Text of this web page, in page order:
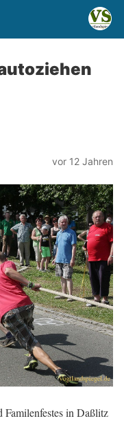
vor 12 Jahren
Familenfestes in Daßlitz